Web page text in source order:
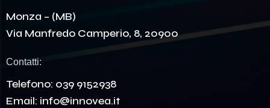
Monza – (MB)
Via Manfredo Camperio, 8, 20900
Contatti:
Telefono: 039 9152938
Email: info@innovea.it